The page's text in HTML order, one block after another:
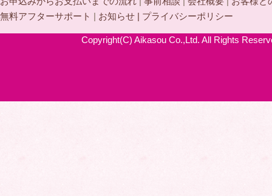
無料アフターサポート | お知らせ | プライバシーポリシー
Copyright(C) Aikasou Co.,Ltd. All Rights